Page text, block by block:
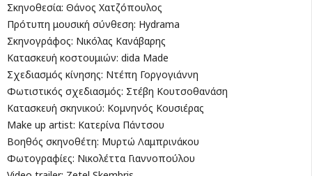
Σκηνοθεσία: Θάνος Χατζόπουλος
Πρότυπη μουσική σύνθεση: Hydrama
Σκηνογράφος: Νικόλας Κανάβαρης
Kατασκευή κοστουμιών: dida Made
Σχεδιασμός κίνησης: Ντέπη Γοργογιάννη
Φωτιστικός σχεδιασμός: Στέβη Κουτσοθανάση
Κατασκευή σκηνικού: Κομνηνός Κουσιέρας
Make up artist: Kατερίνα Πάντσου
Βοηθός σκηνοθέτη: Μυρτώ Λαμπρινάκου
Φωτογραφίες: Νικολέττα Γιαννοπούλου